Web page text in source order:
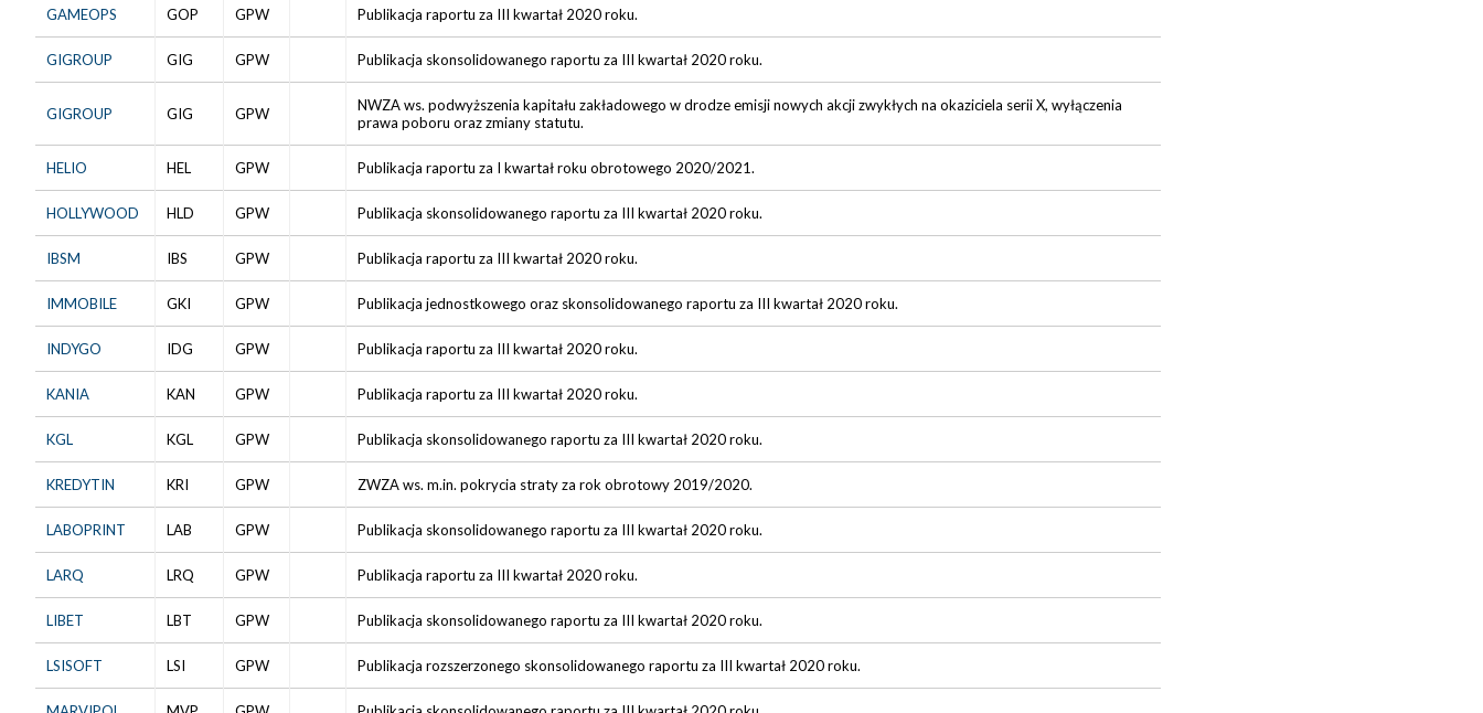
GAMEOPS GOP GPW Publikacja raportu za III kwartał 2020 roku.
GIGROUP GIG GPW Publikacja skonsolidowanego raportu za III kwartał 2020 roku.
GIGROUP GIG GPW
NWZA ws. podwyższenia kapitału zakładowego w drodze emisji nowych akcji zwykłych na okaziciela serii X, wyłączenia
prawa poboru oraz zmiany statutu.
HELIO HEL GPW Publikacja raportu za I kwartał roku obrotowego 2020/2021.
HOLLYWOOD HLD GPW Publikacja skonsolidowanego raportu za III kwartał 2020 roku.
IBSM IBS GPW Publikacja raportu za III kwartał 2020 roku.
IMMOBILE GKI GPW Publikacja jednostkowego oraz skonsolidowanego raportu za III kwartał 2020 roku.
INDYGO IDG GPW Publikacja raportu za III kwartał 2020 roku.
KANIA KAN GPW Publikacja raportu za III kwartał 2020 roku.
KGL KGL GPW Publikacja skonsolidowanego raportu za III kwartał 2020 roku.
KREDYTIN KRI GPW ZWZA ws. m.in. pokrycia straty za rok obrotowy 2019/2020.
LABOPRINT LAB GPW Publikacja skonsolidowanego raportu za III kwartał 2020 roku.
LARQ LRQ GPW Publikacja raportu za III kwartał 2020 roku.
LIBET LBT GPW Publikacja skonsolidowanego raportu za III kwartał 2020 roku.
LSISOFT LSI GPW Publikacja rozszerzonego skonsolidowanego raportu za III kwartał 2020 roku.